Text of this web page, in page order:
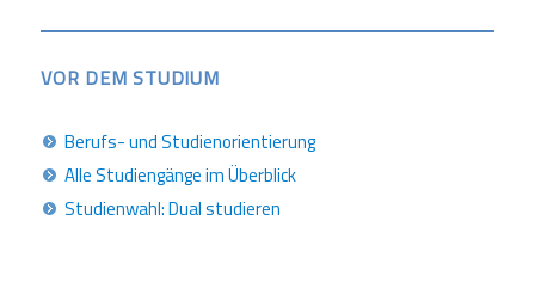
VOR DEM STUDIUM
Berufs- und Studienorientierung
Alle Studiengänge im Überblick
Studienwahl: Dual studieren